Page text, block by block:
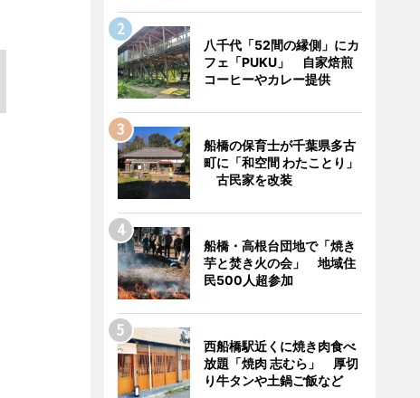
八千代「52間の縁側」にカ
フェ「PUKU」 自家焙煎
コーヒーやカレー提供
船橋の保育士が千葉県多古
町に「和空間 わたことり」
古民家を改装
船橋・高根台団地で「焼き
芋と焚き火の会」 地域住
民500人超参加
西船橋駅近くに焼き肉食べ
放題「焼肉 志むら」 厚切
り牛タンや土鍋ご飯など